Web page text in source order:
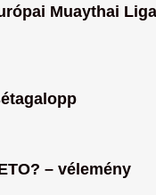
Muaythai
– vélemény